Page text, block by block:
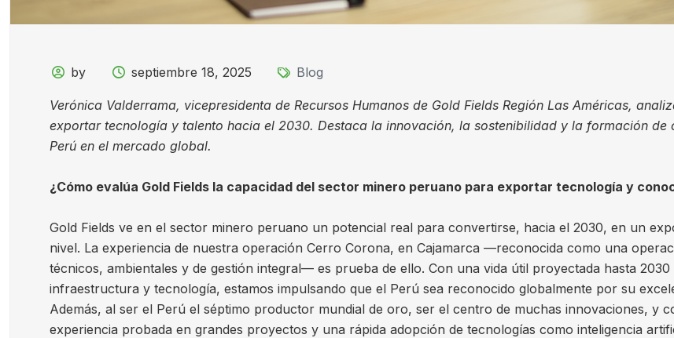
by septiembre 18, 2025 Blog
Verónica Valderrama, vicepresidenta de Recursos Humanos de Gold Fields Región Las Américas,
exportar tecnología y talento hacia el 2030. Destaca la innovación, la sostenibilidad y la formación
Perú en el mercado global.
¿Cómo evalúa Gold Fields la capacidad del sector minero peruano para exportar tecnología y
Gold Fields ve en el sector minero peruano un potencial real para convertirse, hacia el 2030, en un
nivel. La experiencia de nuestra operación Cerro Corona, en Cajamarca —reconocida como una
técnicos, ambientales y de gestión integral— es prueba de ello. Con una vida útil proyectada hasta
infraestructura y tecnología, estamos impulsando que el Perú sea reconocido globalmente por su
Además, al ser el Perú el séptimo productor mundial de oro, ser el centro de muchas innovaciones, y
experiencia probada en grandes proyectos y una rápida adopción de tecnologías como inteligencia